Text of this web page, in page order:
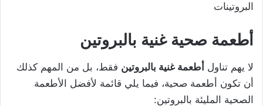
البروتينات
أطعمة صحية غنية بالبروتين
لا يهم تناول أطعمة غنية بالبروتين فقط، بل من المهم كذلك
أن تكون أطعمة صحية، فيما يلي قائمة لأفضل الأطعمة
الصحية المليئة بالبروتين: